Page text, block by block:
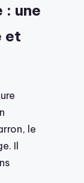
: une
et
le
Il